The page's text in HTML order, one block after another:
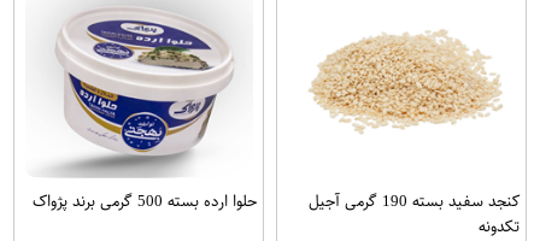
کنجد سفید بسته 190 گرمی آجیل
تکدونه
حلوا ارده بسته 500 گرمی برند پژواک